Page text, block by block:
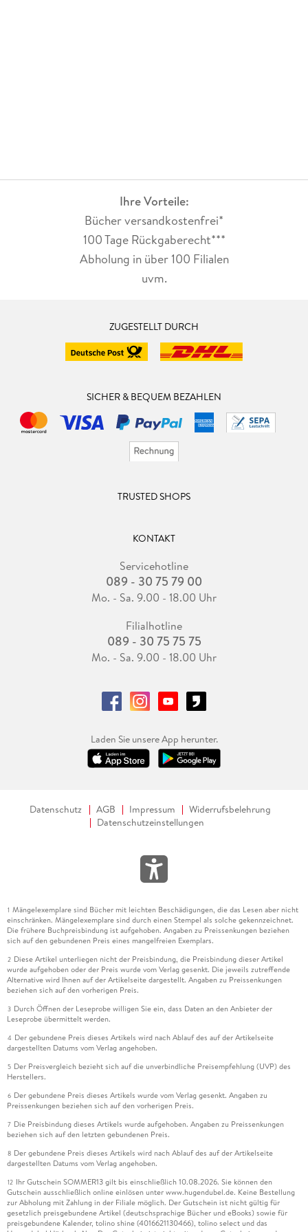
Ihre Vorteile:
Bücher versandkostenfrei*
100 Tage Rückgaberecht***
Abholung in über 100 Filialen
uvm.
ZUGESTELLT DURCH
SICHER & BEQUEM BEZAHLEN
TRUSTED SHOPS
KONTAKT
Servicehotline
089 - 30 75 79 00
Mo. - Sa. 9.00 - 18.00 Uhr
Filialhotline
089 - 30 75 75 75
Mo. - Sa. 9.00 - 18.00 Uhr
Laden Sie unsere App herunter.
Datenschutz AGB Impressum
Widerrufsbelehrung
Datenschutzeinstellungen
1 Mängelexemplare sind Bücher mit leichten Beschädigungen, die das Lesen aber nicht
einschränken. Mängelexemplare sind durch einen Stempel als solche gekennzeichnet.
Die frühere Buchpreisbindung ist aufgehoben. Angaben zu Preissenkungen beziehen
sich auf den gebundenen Preis eines mangelfreien Exemplars.
2 Diese Artikel unterliegen nicht der Preisbindung, die Preisbindung dieser Artikel
wurde aufgehoben oder der Preis wurde vom Verlag gesenkt. Die jeweils zutreffende
Alternative wird Ihnen auf der Artikelseite dargestellt. Angaben zu Preissenkungen
beziehen sich auf den vorherigen Preis.
3 Durch Öffnen der Leseprobe willigen Sie ein, dass Daten an den Anbieter der
Leseprobe übermittelt werden.
4 Der gebundene Preis dieses Artikels wird nach Ablauf des auf der Artikelseite
dargestellten Datums vom Verlag angehoben.
5 Der Preisvergleich bezieht sich auf die unverbindliche Preisempfehlung (UVP) des
Herstellers.
6 Der gebundene Preis dieses Artikels wurde vom Verlag gesenkt. Angaben zu
Preissenkungen beziehen sich auf den vorherigen Preis.
7 Die Preisbindung dieses Artikels wurde aufgehoben. Angaben zu Preissenkungen
beziehen sich auf den letzten gebundenen Preis.
8 Der gebundene Preis dieses Artikels wird nach Ablauf des auf der Artikelseite
dargestellten Datums vom Verlag angehoben.
12 Ihr Gutschein SOMMER13 gilt bis einschließlich 10.08.2026. Sie können den
Gutschein ausschließlich online einlösen unter www.hugendubel.de. Keine Bestellung
zur Abholung mit Zahlung in der Filiale möglich. Der Gutschein ist nicht gültig für
gesetzlich preisgebundene Artikel (deutschsprachige Bücher und eBooks) sowie für
preisgebundene Kalender, tolino shine (4016621130466), tolino select und das